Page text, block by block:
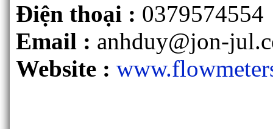
Điện thoại : 0379574554
Email : anhduy@jon-
Website :